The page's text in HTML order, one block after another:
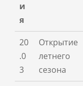
и
я
20
.0
3
Открытие
летнего
сезона